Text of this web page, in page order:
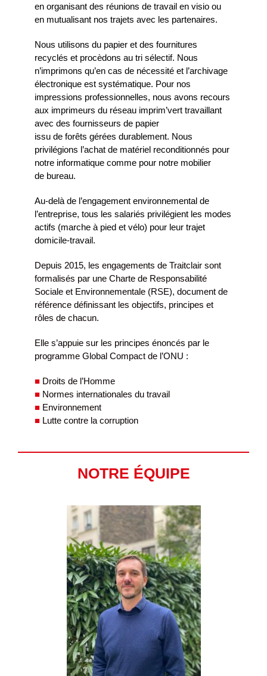
en organisant des réunions de travail en visio ou
en mutualisant nos trajets avec les partenaires.
Nous utilisons du papier et des fournitures
recyclés et procèdons au tri sélectif. Nous
n’imprimons qu’en cas de nécessité et l’archivage
électronique est systématique. Pour nos
impressions professionnelles, nous avons recours
aux imprimeurs du réseau imprim’vert travaillant
avec des fournisseurs de papier
issu de forêts gérées durablement. Nous
privilégions l’achat de matériel reconditionnés pour
notre informatique comme pour notre mobilier
de bureau.
Au-delà de l’engagement environnemental de
l’entreprise, tous les salariés privilégient les modes
actifs (marche à pied et vélo) pour leur trajet
domicile-travail.
Depuis 2015, les engagements de Traitclair sont
formalisés par une Charte de Responsabilité
Sociale et Environnementale (RSE), document de
référence définissant les objectifs, principes et
rôles de chacun.
Elle s’appuie sur les principes énoncés par le
programme Global Compact de l’ONU :
■ Droits de l’Homme
■ Normes internationales du travail
■ Environnement
■ Lutte contre la corruption
NOTRE ÉQUIPE